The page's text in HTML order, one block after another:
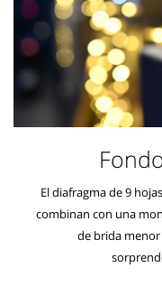
El diafragma de 9
combinan con una
de brida